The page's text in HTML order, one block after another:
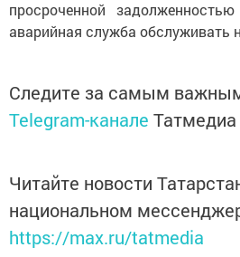
просроченной
аварийная служба обслуживать
Следите за самым
Telegram-канале Татмедиа
Читайте новости
национальном
https://max.ru/tatmedia